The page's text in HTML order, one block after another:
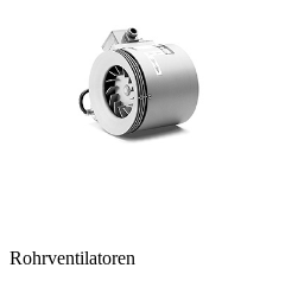
Rohrventilatoren